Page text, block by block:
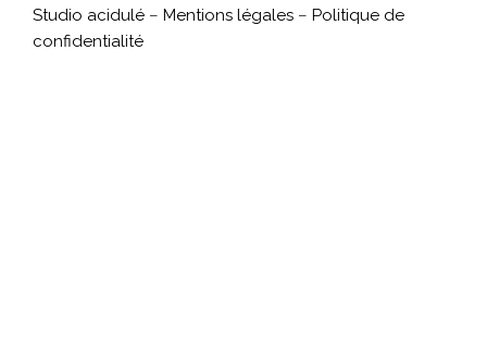
Studio acidulé – Mentions légales – Politique de
confidentialité